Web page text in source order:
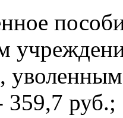
359,7 руб.;